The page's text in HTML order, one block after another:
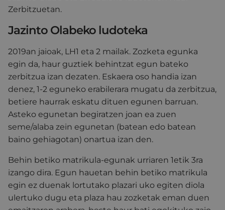
Zerbitzuetan.
Jazinto Olabeko ludoteka
2019an jaioak, LH1 eta 2 mailak. Zozketa egunka
egin da, haur guztiek behintzat egun bateko
zerbitzua izan dezaten. Eskaera oso handia izan
denez, 1-2 eguneko erabilerara mugatu da zerbitzua,
betiere haurrak eskatu dituen egunen barruan.
Asteko egunetan begiratzen joan ea zuen
seme/alaba zein egunetan (batean edo batean
baino gehiagotan) onartua izan den.
Behin betiko matrikula-egunak urriaren 1etik 3ra
izango dira. Egun hauetan behin betiko matrikula
egin ez duenak lortutako plazari uko egiten diola
ulertuko dugu eta plaza hau zozketak eman duen